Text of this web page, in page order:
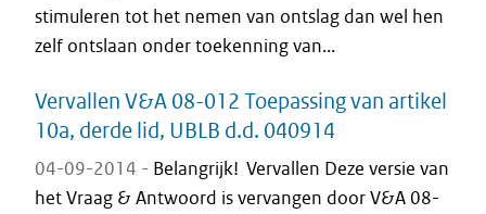
stimuleren tot het nemen van ontslag dan wel hen
zelf ontslaan onder toekenning van...
Vervallen V&A 08-012 Toepassing van artikel
10a, derde lid, UBLB d.d. 040914
04-09-2014 - Belangrijk! Vervallen Deze versie van
het Vraag & Antwoord is vervangen door V&A 08-